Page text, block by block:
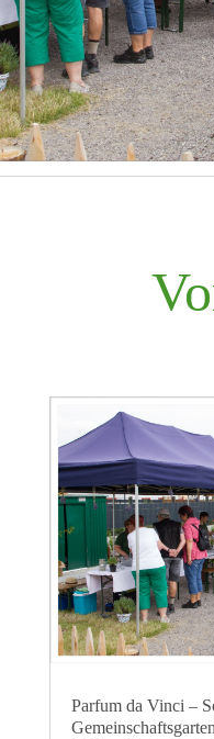
Parfum da Vinci –